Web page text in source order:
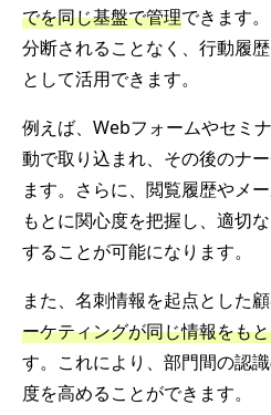
でを同じ基盤で管理できます
分断されることなく、行動履
として活用できます。
例えば、Webフォームやセミ
動で取り込まれ、その後のナ
ます。さらに、閲覧履歴やメ
もとに関心度を把握し、適切
することが可能になります。
また、名刺情報を起点とした
ーケティングが同じ情報をも
す。これにより、部門間の認
度を高めることができます。